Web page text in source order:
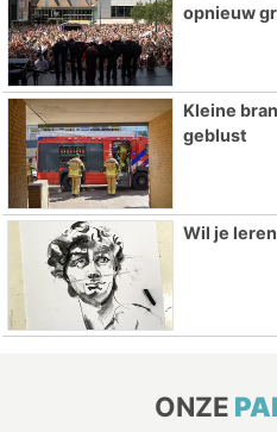
opnieuw
Kleine
geblust
Wil je
ONZE